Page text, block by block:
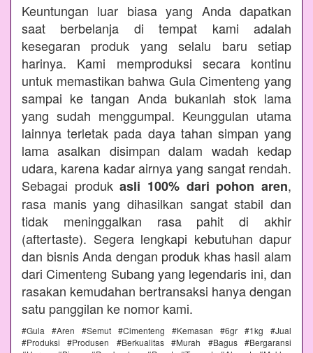
Keuntungan luar biasa yang Anda dapatkan
saat berbelanja di tempat kami adalah
kesegaran produk yang selalu baru setiap
harinya. Kami memproduksi secara kontinu
untuk memastikan bahwa Gula Cimenteng yang
sampai ke tangan Anda bukanlah stok lama
yang sudah menggumpal. Keunggulan utama
lainnya terletak pada daya tahan simpan yang
lama asalkan disimpan dalam wadah kedap
udara, karena kadar airnya yang sangat rendah.
Sebagai produkasli 100% dari pohon aren,
rasa manis yang dihasilkan sangat stabil dan
tidak meninggalkan rasa pahit di akhir
(aftertaste). Segera lengkapi kebutuhan dapur
dan bisnis Anda dengan produk khas hasil alam
dari Cimenteng Subang yang legendaris ini, dan
rasakan kemudahan bertransaksi hanya dengan
satu panggilan ke nomor kami.
#Gula #Aren #Semut #Cimenteng #Kemasan #6gr #1kg #Jual
#Produksi #Produsen #Berkualitas #Murah #Bagus #Bergaransi